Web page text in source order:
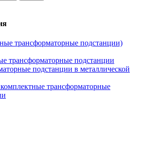
трансформаторные подстанции)
трансформаторные подстанции
подстанции в металлической
трансформаторные